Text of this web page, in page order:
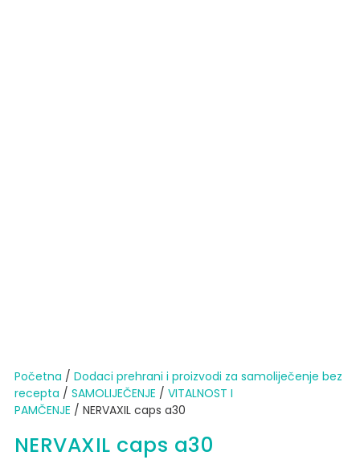
Početna / Dodaci prehrani i proizvodi za samoliječenje bez
recepta / SAMOLIJEČENJE / VITALNOST I
PAMČENJE / NERVAXIL caps a30
NERVAXIL caps a30